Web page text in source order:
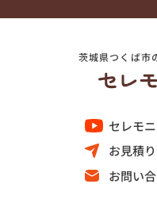
茨城県つくば市
セレモ
お見積
お問い